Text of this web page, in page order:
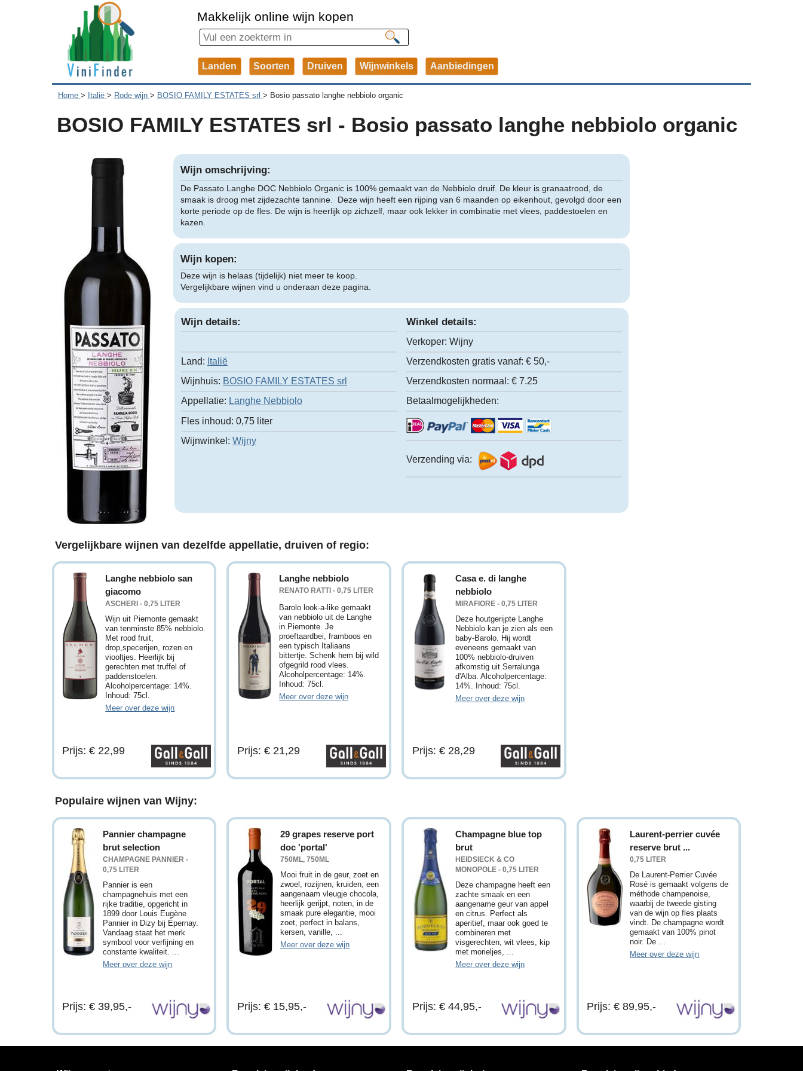
Makkelijk online wijn kopen
Landen Soorten Druiven Wijnwinkels Aanbiedingen
Home > Italië > Rode wijn > BOSIO FAMILY ESTATES srl > Bosio passato langhe nebbiolo organic
BOSIO FAMILY ESTATES srl - Bosio passato langhe nebbiolo organic
Wijn omschrijving:
De Passato Langhe DOC Nebbiolo Organic is 100% gemaakt van de Nebbiolo druif. De kleur is granaatrood, de
smaak is droog met zijdezachte tannine. Deze wijn heeft een rijping van 6 maanden op eikenhout, gevolgd door een
korte periode op de fles. De wijn is heerlijk op zichzelf, maar ook lekker in combinatie met vlees, paddestoelen en
kazen.
Wijn kopen:
Deze wijn is helaas (tijdelijk) niet meer te koop.
Vergelijkbare wijnen vind u onderaan deze pagina.
Wijn details:
Land: Italië
Wijnhuis: BOSIO FAMILY ESTATES srl
Appellatie: Langhe Nebbiolo
Fles inhoud: 0,75 liter
Wijnwinkel: Wijny
Winkel details:
Verkoper: Wijny
Verzendkosten gratis vanaf: € 50,-
Verzendkosten normaal: € 7.25
Betaalmogelijkheden:
Verzending via:
Vergelijkbare wijnen van dezelfde appellatie, druiven of regio:
Langhe nebbiolo san
giacomo
ASCHERI - 0,75 LITER
Wijn uit Piemonte gemaakt
van tenminste 85% nebbiolo.
Met rood fruit,
drop,specerijen, rozen en
viooltjes. Heerlijk bij
gerechten met truffel of
paddenstoelen.
Alcoholpercentage: 14%.
Inhoud: 75cl.
Meer over deze wijn
Prijs: € 22,99
Langhe nebbiolo
RENATO RATTI - 0,75 LITER
Barolo look-a-like gemaakt
van nebbiolo uit de Langhe
in Piemonte. Je
proeftaardbei, framboos en
een typisch Italiaans
bittertje. Schenk hem bij wild
ofgegrild rood vlees.
Alcoholpercentage: 14%.
Inhoud: 75cl.
Meer over deze wijn
Prijs: € 21,29
Casa e. di langhe
nebbiolo
MIRAFIORE - 0,75 LITER
Deze houtgerijpte Langhe
Nebbiolo kan je zien als een
baby-Barolo. Hij wordt
eveneens gemaakt van
100% nebbiolo-druiven
afkomstig uit Serralunga
d'Alba. Alcoholpercentage:
14%. Inhoud: 75cl.
Meer over deze wijn
Prijs: € 28,29
Populaire wijnen van Wijny:
Pannier champagne
brut selection
CHAMPAGNE PANNIER -
0,75 LITER
Pannier is een
champagnehuis met een
rijke traditie, opgericht in
1899 door Louis Eugène
Pannier in Dizy bij Épernay.
Vandaag staat het merk
symbool voor verfijning en
constante kwaliteit. ...
Meer over deze wijn
Prijs: € 39,95,-
29 grapes reserve port
doc 'portal'
750ML, 750ML
Mooi fruit in de geur, zoet en
zwoel, rozijnen, kruiden, een
aangenaam vleugje chocola,
heerlijk gerijpt, noten, in de
smaak pure elegantie, mooi
zoet, perfect in balans,
kersen, vanille, ...
Meer over deze wijn
Prijs: € 15,95,-
Champagne blue top
brut
HEIDSIECK & CO
MONOPOLE - 0,75 LITER
Deze champagne heeft een
zachte smaak en een
aangename geur van appel
en citrus. Perfect als
aperitief, maar ook goed te
combineren met
visgerechten, wit vlees, kip
met morieljes, ...
Meer over deze wijn
Prijs: € 44,95,-
Laurent-perrier cuvée
reserve brut ...
0,75 LITER
De Laurent-Perrier Cuvée
Rosé is gemaakt volgens de
méthode champenoise,
waarbij de tweede gisting
van de wijn op fles plaats
vindt. De champagne wordt
gemaakt van 100% pinot
noir. De ...
Meer over deze wijn
Prijs: € 89,95,-